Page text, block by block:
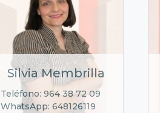
Silvia Membrilla
Teléfono: 964 38 72 09
WhatsApp: 648126119